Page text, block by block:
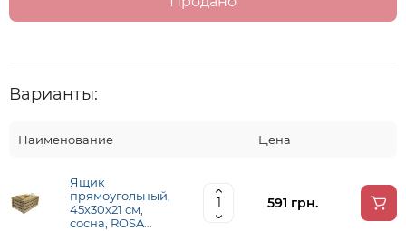
Варианты:
Наименование Цена
Ящик
прямоугольный,
45х30х21 см,
сосна, ROSA
591 грн.